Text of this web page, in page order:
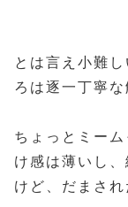
とは言え小難
ろは逐一丁寧
ちょっとミー
け感は薄いし
けど、だまさ